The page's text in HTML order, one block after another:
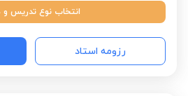
انتخاب نوع تدریس
رزومه استاد